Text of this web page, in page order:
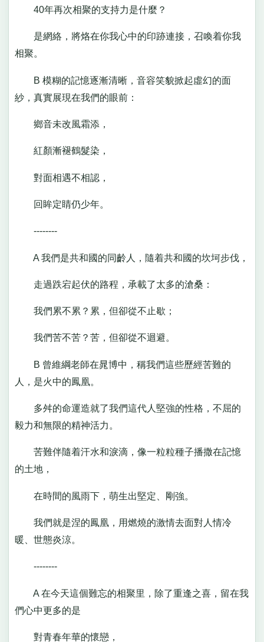
40年再次相聚的支持力是什麼？
是網絡，將烙在你我心中的印跡連接，召喚着你我
相聚。
B 模糊的記憶逐漸清晰，音容笑貌掀起虛幻的面
紗，真實展現在我們的眼前：
鄉音未改風霜添，
紅顏漸褪鶴髮染，
對面相遇不相認，
回眸定睛仍少年。
--------
A 我們是共和國的同齡人，隨着共和國的坎坷步伐，
走過跌宕起伏的路程，承載了太多的滄桑：
我們累不累？累，但卻從不止歇；
我們苦不苦？苦，但卻從不迴避。
B 曾維綱老師在晁博中，稱我們這些歷經苦難的
人，是火中的鳳凰。
多舛的命運造就了我們這代人堅強的性格，不屈的
毅力和無限的精神活力。
苦難伴隨着汗水和淚滴，像一粒粒種子播撒在記憶
的土地，
在時間的風雨下，萌生出堅定、剛強。
我們就是涅的鳳凰，用燃燒的激情去面對人情冷
暖、世態炎涼。
--------
A 在今天這個難忘的相聚里，除了重逢之喜，留在我
們心中更多的是
對青春年華的懷戀，